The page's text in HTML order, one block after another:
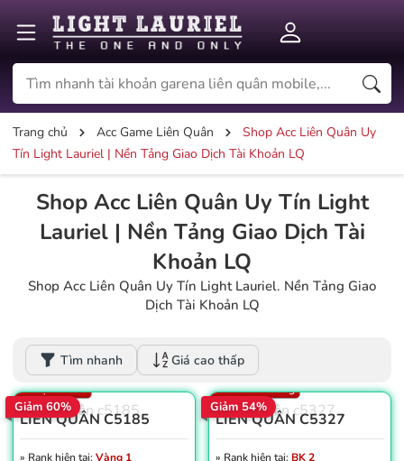
Trang chủ Acc Game Liên Quân
Shop Acc Liên Quân Uy
Tín Light Lauriel | Nền Tảng Giao Dịch Tài Khoản LQ
Shop Acc Liên Quân Uy Tín Light
Lauriel | Nền Tảng Giao Dịch Tài
Khoản LQ
Shop Acc Liên Quân Uy Tín Light Lauriel. Nền Tảng Giao
Dịch Tài Khoản LQ
Tìm nhanh Giá cao thấp
Giảm 60%
Dấu ấn: 4
Thẻ đổi tên: 3
Số trận: 1.626
LIÊN QUÂN C5185
» Rank hiện tại:
Vàng 1
Giảm 54%
Win: 58%
Vàng: 82K
Thẻ đổi tên: 17
Số trận: 4.336
Mác chiến tướng
LIÊN QUÂN C5327
» Rank hiện tại:
BK 2